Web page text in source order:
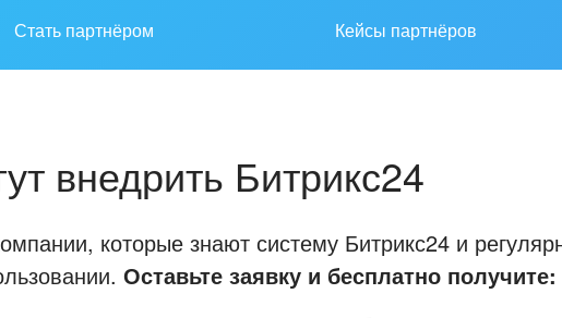
Стать партнёром Кейсы партнёров
внедрить Битрикс24
которые знают систему Битрикс24 и
Оставьте заявку и бесплатно получите: